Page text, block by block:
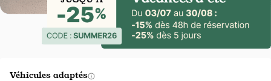
Véhicules adaptés